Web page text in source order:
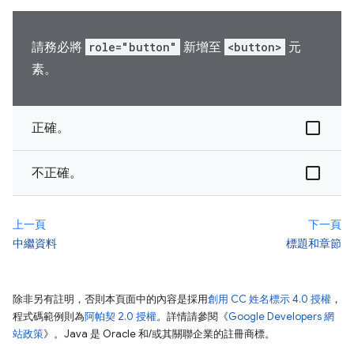
請務必將 role="button" 新增至 <button> 元
素。
正確。
不正確。
上一頁
中繼資料
下一頁
標題和章節
除非另有註明，否則本頁面中的內容是採用創用 CC 姓名標示 4.0 授權 ，
程式碼範例則為阿帕契 2.0 授權。詳情請參閱《Google Developers 網
站政策》。Java 是 Oracle 和/或其關聯企業的註冊商標。